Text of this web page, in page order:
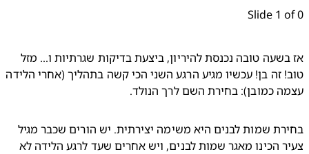
Slide 1
אז בשעה טובה נכנסת להיריון, ביצעת בדיקות שגרתיות ו... מזל
טוב! זה בן! עכשיו מגיע הרגע השני הכי קשה בתהליך (אחרי הלידה
כמובן): בחירת השם לרך הנולד.
בחירת שמות לבנים היא משימה יצירתית. יש הורים שכבר מגיל
צעיר הכינו מאגר שמות לבנים, ויש אחרים שעד לרגע הלידה לא